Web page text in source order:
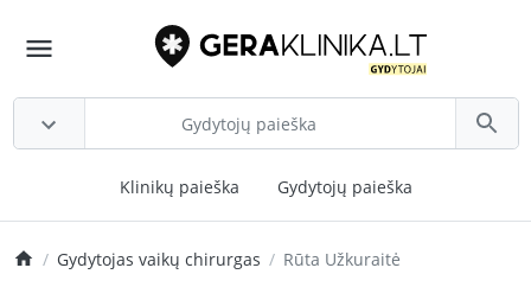
Klinikų paieška Gydytojų paieška
Gydytojas vaikų chirurgas Rūta Užkuraitė